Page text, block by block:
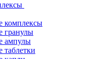
комплексы
гранулы
ампулы
таблетки